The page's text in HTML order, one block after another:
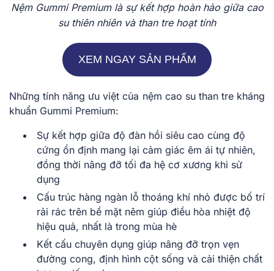
Nệm Gummi Premium là sự kết hợp hoàn hảo giữa cao
su thiên nhiên và than tre hoạt tính
XEM NGAY SẢN PHẨM
Những tính năng ưu việt của nệm cao su than tre kháng
khuẩn Gummi Premium:
Sự kết hợp giữa độ đàn hồi siêu cao cùng độ
cứng ổn định mang lại cảm giác êm ái tự nhiên,
đồng thời nâng đỡ tối đa hệ cơ xương khi sử
dụng
Cấu trúc hàng ngàn lỗ thoáng khí nhỏ được bố trí
rải rác trên bề mặt nêm giúp điều hòa nhiệt độ
hiệu quả, nhất là trong mùa hè
Kết cấu chuyên dụng giúp nâng đỡ trọn vẹn
đường cong, định hình cột sống và cải thiện chất